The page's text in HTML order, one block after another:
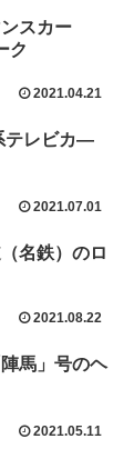
スカー
ク
2021.04.21
テレビカ―
2021.07.01
名鉄）のロ
2021.08.22
馬」号のヘ
2021.05.11